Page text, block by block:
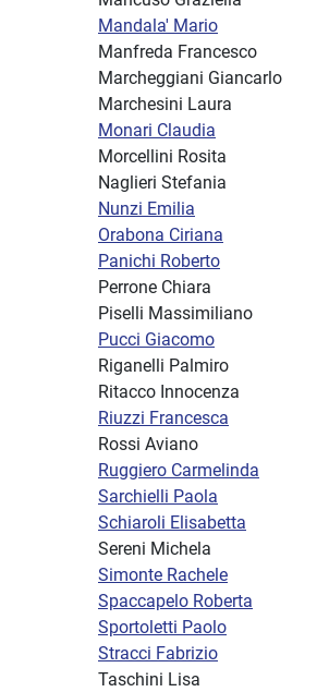
Mandala' Mario
Manfreda Francesco
Marcheggiani Giancarlo
Marchesini Laura
Monari Claudia
Morcellini Rosita
Naglieri Stefania
Nunzi Emilia
Orabona Ciriana
Panichi Roberto
Perrone Chiara
Piselli Massimiliano
Pucci Giacomo
Riganelli Palmiro
Ritacco Innocenza
Riuzzi Francesca
Rossi Aviano
Ruggiero Carmelinda
Sarchielli Paola
Schiaroli Elisabetta
Sereni Michela
Simonte Rachele
Spaccapelo Roberta
Sportoletti Paolo
Stracci Fabrizio
Taschini Lisa